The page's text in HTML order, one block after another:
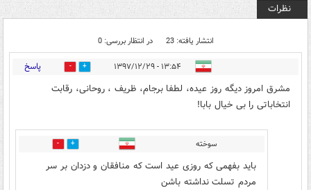
نظرات
انتشار یافته: 23 در انتظار بررسی: 0
۱۳:۵۴ - ۱۳۹۷/۱۲/۲۹ 15 پاسخ
مشرق امروز دیگه روز عیده، لطفا برجام، ظریف ، روحانی، رقابت
انتخاباتی را بی خیال بابا!
سوخته 7
باید بفهمی که روزی عید است که منافقان و دزدان بر سر
مردم تسلت نداشته باشن